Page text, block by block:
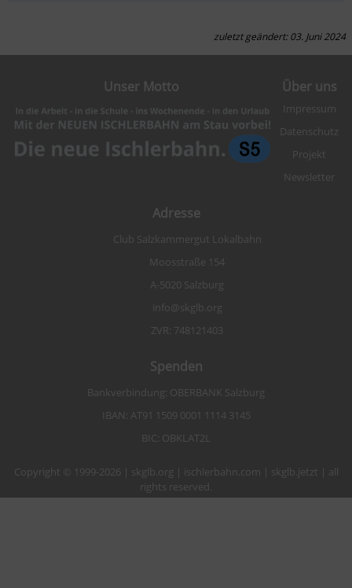
zuletzt geändert: 03. Juni 2024
Unser Motto Über uns
Impressum
Datenschutz
Projekt
Newsletter
Adresse
Club Salzkammergut Lokalbahn
Moosstraße 154
A-5020 Salzburg
info@skglb.org
ZVR: 748121403
Spenden
Bankverbindung: OBERBANK Salzburg
IBAN: AT91 1509 0001 1114 3145
BIC: OBKLAT2L
Copyright © 1999-2026 | skglb.org | ischlerbahn.com | skglb.jetzt | all
rights reserved.